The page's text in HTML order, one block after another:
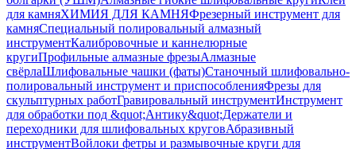
для камняХИМИЯ ДЛЯ КАМНЯФрезерный инструмент для
камняСпециальный полировальный алмазный
инструментКалибровочные и каннелюрные
кругиПрофильные алмазные фрезыАлмазные
свёрлаШлифовальные чашки (фаты)Станочный шлифовально-
полировальный инструмент и приспособленияФрезы для
скульптурных работГравировальный инструментИнструмент
для обработки под &quot;Антику&quot;Держатели и
переходники для шлифовальных круговАбразивный
инструментВойлоки фетры и размывочные круги для